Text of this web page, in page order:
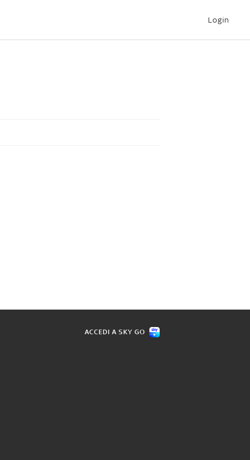
Login
ACCEDI A SKY GO